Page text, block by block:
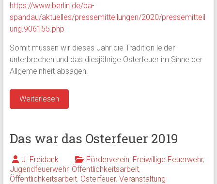
https://www.berlin.de/ba-
spandau/aktuelles/pressemitteilungen/2020/pressemitteil
ung.906155.php
Somit müssen wir dieses Jahr die Tradition leider
unterbrechen und das diesjährige Osterfeuer im Sinne der
Allgemeinheit absagen.
Weiterlesen
Das war das Osterfeuer 2019
J. Freidank Förderverein, Freiwillige Feuerwehr,
Jugendfeuerwehr, Öffentlichkeitsarbeit,
Öffentlichkeitsarbeit, Osterfeuer, Veranstaltung